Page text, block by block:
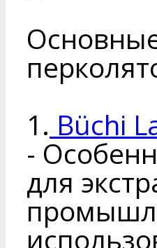
1. Büchi
-
для